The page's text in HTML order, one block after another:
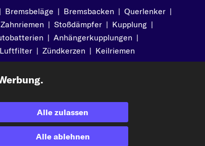
| Bremsbeläge | Bremsbacken | Querlenker |
Zahnriemen | Stoßdämpfer | Kupplung |
| Anhängerkupplungen |
Luftfilter | Zündkerzen | Keilriemen
Akzeptierte Zahlungsarten
Alle zulassen
Alle ablehnen